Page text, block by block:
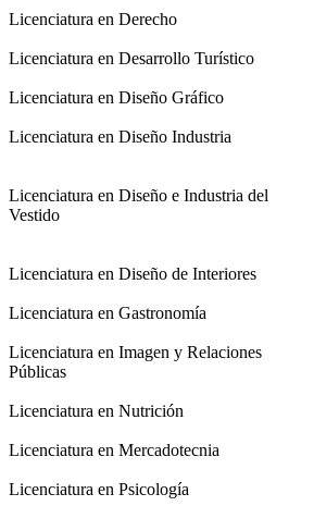
Licenciatura en Derecho
Licenciatura en Desarrollo Turístico
Licenciatura en Diseño Gráfico
Licenciatura en Diseño Industria
Licenciatura en Diseño e Industria del
Vestido
Licenciatura en Diseño de Interiores
Licenciatura en Gastronomía
Licenciatura en Imagen y Relaciones
Públicas
Licenciatura en Nutrición
Licenciatura en Mercadotecnia
Licenciatura en Psicología